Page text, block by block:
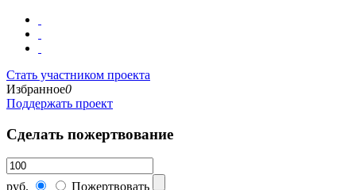
Стать участником проекта
Избранное0
Поддержать проект
Сделать пожертвование
руб. Пожертвовать